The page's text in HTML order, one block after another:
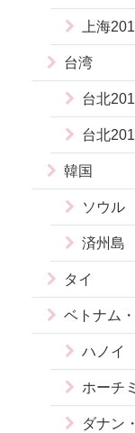
上海
台湾
台北
台北
韓国
ソウル
済州島
タイ
ベトナム
ハノイ
ホーチ
ダナン